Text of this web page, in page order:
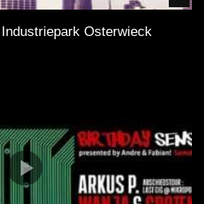
Osterwieck